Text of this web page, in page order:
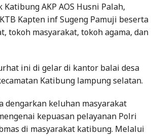
Katibung AKP AOS Husni Palah,
Kapten inf Sugeng Pamuji beserta
tokoh masyarakat, tokoh agama, dan
ini di gelar di kantor balai desa
Katibung lampung selatan.
dengarkan keluhan masyarakat
kepuasan pelayanan Polri
di masyarakat katibung. Melalui